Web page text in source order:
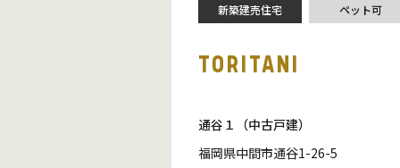
新築建売住宅 ペット可
TORITANI
通谷１（中古戸建）
福岡県中間市通谷1-26-5